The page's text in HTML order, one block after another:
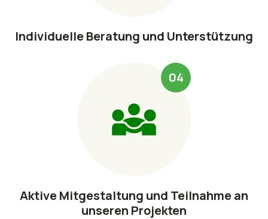
Individuelle Beratung und Unterstützung
04
Aktive Mitgestaltung und Teilnahme an
unseren Projekten